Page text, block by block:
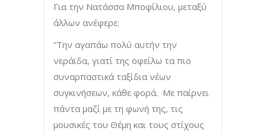
Για την Νατάσσα Μποφίλιου, μεταξύ
άλλων ανέφερε:
“Την αγαπάω πολύ αυτήν την
νεράϊδα, γιατί της οφείλω τα πιο
συναρπαστικά ταξίδια νέων
συγκινήσεων, κάθε φορά. Με παίρνει
πάντα μαζί με τη φωνή της, τις
μουσικές του Θέμη και τους στίχους